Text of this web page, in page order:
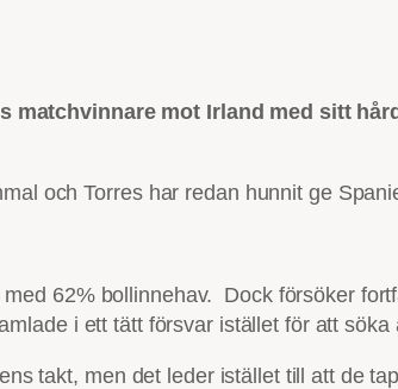
matchvinnare mot Irland med sitt
och Torres har redan hunnit ge
62% bollinnehav. Dock försöker
i ett tätt försvar istället för att söka
takt, men det leder istället till att de